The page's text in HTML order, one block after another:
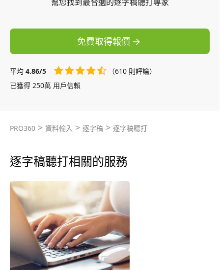
幫您找到最合適的逐字稿聽打專家
免費取得報價
平均 4.86/5
（610 則評論）
已獲得 250萬 用戶信賴
PRO360 > 資料輸入 > 逐字稿 > 逐字稿聽打
逐字稿聽打相關的服務